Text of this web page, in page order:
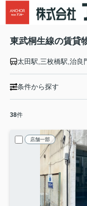
東武桐生線の賃貸
条件から探す
38件
店舗一部